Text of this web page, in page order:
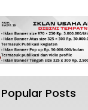
Popular Posts